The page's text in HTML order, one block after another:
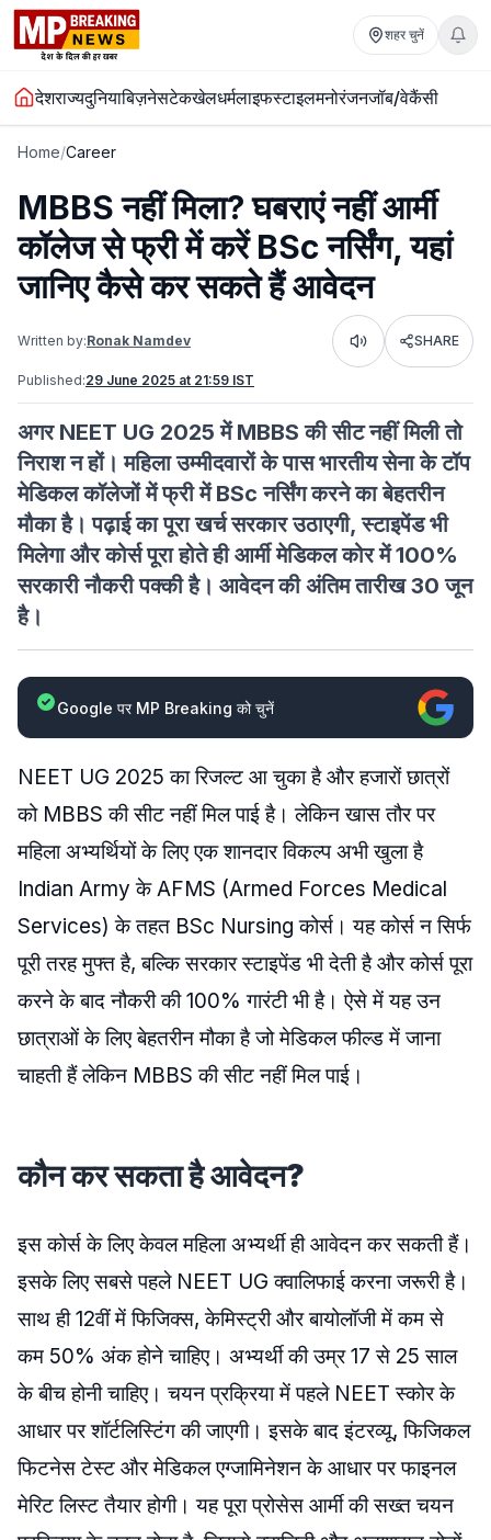
शहर चुनें
देशराज्यदुनियाबिज़नेसटेकखेलधर्मलाइफस्टाइलमनोरंजनजॉब/वेकैंसी
Home/Career
MBBS नहीं मिला? घबराएं नहीं आर्मी
कॉलेज से फ्री में करें BSc नर्सिंग, यहां
जानिए कैसे कर सकते हैं आवेदन
Written by:Ronak Namdev Listen SHARE
Published:29 June 2025 at 21:59 IST
अगर NEET UG 2025 में MBBS की सीट नहीं मिली तो
निराश न हों। महिला उम्मीदवारों के पास भारतीय सेना के टॉप
मेडिकल कॉलेजों में फ्री में BSc नर्सिंग करने का बेहतरीन
मौका है। पढ़ाई का पूरा खर्च सरकार उठाएगी, स्टाइपेंड भी
मिलेगा और कोर्स पूरा होते ही आर्मी मेडिकल कोर में 100%
सरकारी नौकरी पक्की है। आवेदन की अंतिम तारीख 30 जून
है।
Google पर MP Breaking को चुनें
NEET UG 2025 का रिजल्ट आ चुका है और हजारों छात्रों
को MBBS की सीट नहीं मिल पाई है। लेकिन खास तौर पर
महिला अभ्यर्थियों के लिए एक शानदार विकल्प अभी खुला है
Indian Army के AFMS (Armed Forces Medical
Services) के तहत BSc Nursing कोर्स। यह कोर्स न सिर्फ
पूरी तरह मुफ्त है, बल्कि सरकार स्टाइपेंड भी देती है और कोर्स पूरा
करने के बाद नौकरी की 100% गारंटी भी है। ऐसे में यह उन
छात्राओं के लिए बेहतरीन मौका है जो मेडिकल फील्ड में जाना
चाहती हैं लेकिन MBBS की सीट नहीं मिल पाई।
कौन कर सकता है आवेदन?
इस कोर्स के लिए केवल महिला अभ्यर्थी ही आवेदन कर सकती हैं।
इसके लिए सबसे पहले NEET UG क्वालिफाई करना जरूरी है।
साथ ही 12वीं में फिजिक्स, केमिस्ट्री और बायोलॉजी में कम से
कम 50% अंक होने चाहिए। अभ्यर्थी की उम्र 17 से 25 साल
के बीच होनी चाहिए। चयन प्रक्रिया में पहले NEET स्कोर के
आधार पर शॉर्टलिस्टिंग की जाएगी। इसके बाद इंटरव्यू, फिजिकल
फिटनेस टेस्ट और मेडिकल एग्जामिनेशन के आधार पर फाइनल
मेरिट लिस्ट तैयार होगी। यह पूरा प्रोसेस आर्मी की सख्त चयन